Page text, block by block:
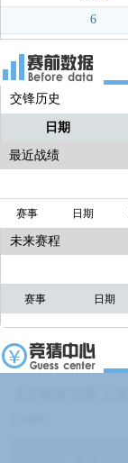
6
交锋历史
日期
最近战绩
赛事 日期
未来赛程
赛事 日期